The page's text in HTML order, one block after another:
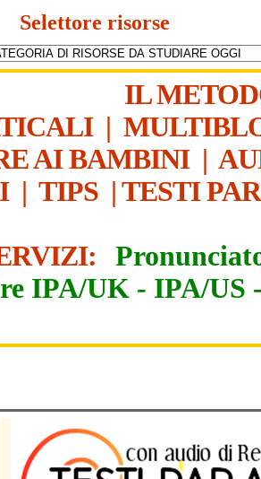
Selettore risorse
IL
|
AI BAMBINI|
| TIPS | TESTI
IPA/UK - IPA/US